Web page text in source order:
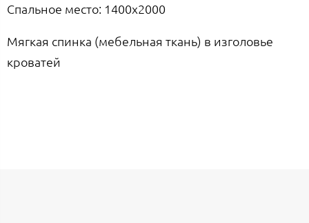
Спальное место: 1400х2000
Мягкая спинка (мебельная ткань) в изголовье
кроватей